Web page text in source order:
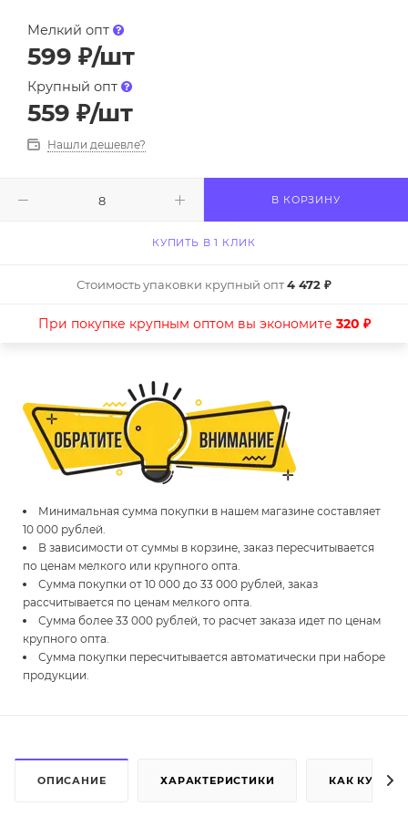
Мелкий опт
599 ₽/шт
Крупный опт
559 ₽/шт
Нашли дешевле?
В КОРЗИНУ
КУПИТЬ В 1 КЛИК
Стоимость упаковки крупный опт4 472 ₽
При покупке крупным оптом вы экономите 320 ₽
Минимальная сумма покупки в нашем магазине составляет
10 000 рублей.
В зависимости от суммы в корзине, заказ пересчитывается
по ценам мелкого или крупного опта.
Сумма покупки от 10 000 до 33 000 рублей, заказ
рассчитывается по ценам мелкого опта.
Сумма более 33 000 рублей, то расчет заказа идет по ценам
крупного опта.
Сумма покупки пересчитывается автоматически при наборе
продукции.
ОПИСАНИЕ ХАРАКТЕРИСТИКИ КАК КУПИТЬ